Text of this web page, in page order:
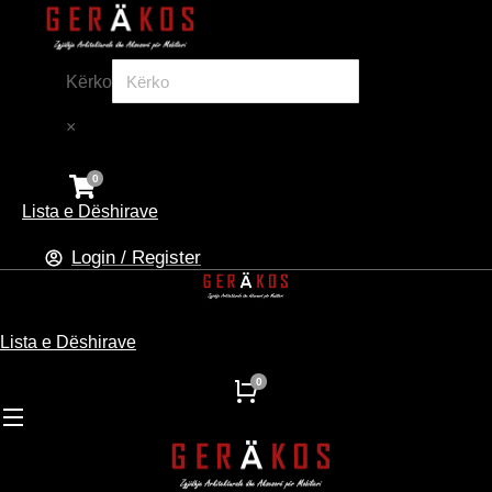
Kërko
×
Lista e Dëshirave
Login / Register
Lista e Dëshirave